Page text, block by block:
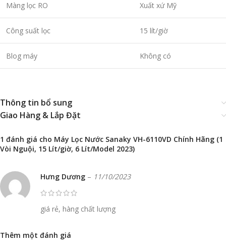
Màng lọc RO Xuất xứ Mỹ
Công suất lọc 15 lít/giờ
Blog máy Không có
Thông tin bổ sung
Giao Hàng & Lắp Đặt
1 đánh giá cho Máy Lọc Nước Sanaky VH-6110VD Chính Hãng (1
Vòi Nguội, 15 Lít/giờ, 6 Lít/Model 2023)
Hưng Dương – 11/10/2023
giá rẻ, hàng chất lượng
Thêm một đánh giá